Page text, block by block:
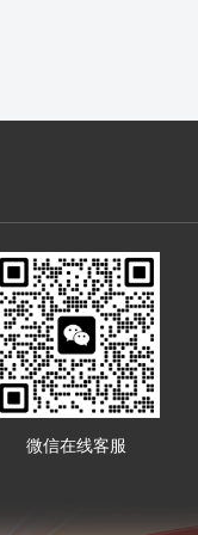
微信在线客服